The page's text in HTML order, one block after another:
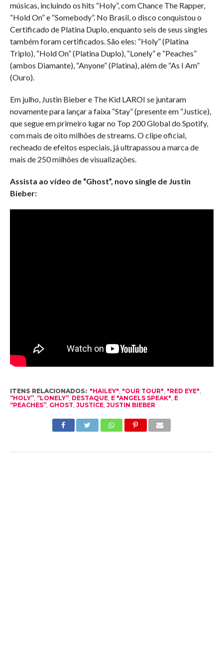
músicas, incluindo os hits “Holy”, com Chance The Rapper,
“Hold On” e “Somebody”. No Brasil, o disco conquistou o
Certificado de Platina Duplo, enquanto seis de seus singles
também foram certificados. São eles: “Holy” (Platina
Triplo), “Hold On” (Platina Duplo), “Lonely” e “Peaches”
(ambos Diamante), “Anyone” (Platina), além de “As I Am”
(Ouro).
Em julho, Justin Bieber e The Kid LAROI se juntaram
novamente para lançar a faixa “Stay” (presente em “Justice),
que segue em primeiro lugar no Top 200 Global do Spotify,
com mais de oito milhões de streams. O clipe oficial,
recheado de efeitos especiais, já ultrapassou a marca de
mais de 250 milhões de visualizações.
Assista ao vídeo de “Ghost”, novo single de Justin
Bieber:
ITENS RELACIONADOS: "HAILEY", "OUR TOUR", "RED EYE",
“HOLY”, “LONELY”, DESTAQUE, E "ANGELS SPEAK", E
“PEACHES”, GHOST, JUSTICE, JUSTIN BIEBER